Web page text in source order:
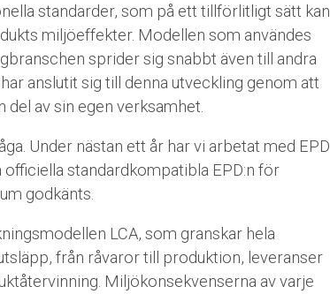
standarder, som på ett tillförlitligt sätt kan
miljöeffekter. Modellen som användes
sprider sig snabbt även till andra
anslutit sig till denna utveckling genom att
del av sin egen verksamhet.
Under nästan ett år har vi arbetat med EPD
standardkompatibla EPD:n för
godkänts.
LCA, som granskar hela
från råvaror till produktion, leveranser
Miljökonsekvenserna av varje